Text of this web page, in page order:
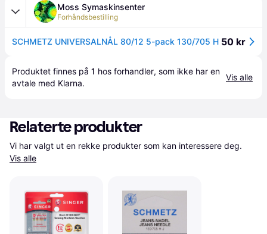
Moss Symaskinsenter
Forhåndsbestilling
SCHMETZ UNIVERSALNÅL 80/12 5-pack 130/705 H 50 kr
Produktet finnes på 1 hos forhandler, som ikke har en
avtale med Klarna.
Vis alle
Relaterte produkter
Vis alle